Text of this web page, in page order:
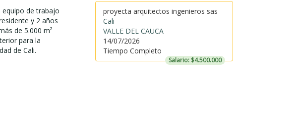
equipo de trabajo
y 2 años
de 5.000 m²
para la
de Cali.
proyecta arquitectos ingenieros sas
Cali
VALLE DEL CAUCA
14/07/2026
Tiempo Completo
Salario: $4.500.000